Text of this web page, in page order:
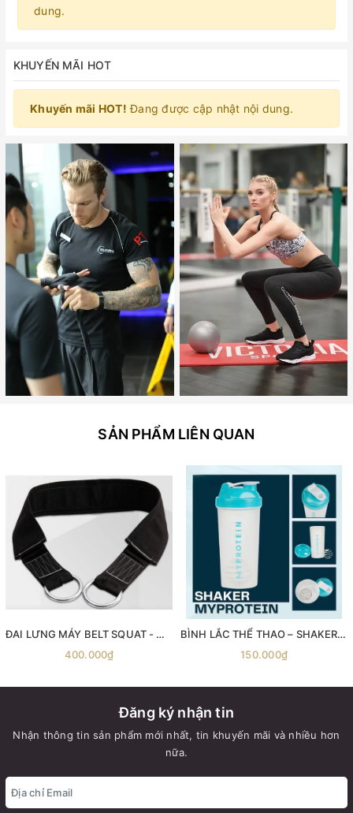
dung.
KHUYẾN MÃI HOT
Khuyến mãi HOT! Đang được cập nhật nội dung.
SẢN PHẨM LIÊN QUAN
ĐAI LƯNG MÁY BELT SQUAT - Máy gánh đùi với dây đai Belt Squat
400.000₫
BÌNH LẮC THỂ THAO – SHAKER MYPROTEIN 600ML
150.000₫
Đăng ký nhận tin
Nhận thông tin sản phẩm mới nhất, tin khuyến mãi và nhiều hơn
nữa.